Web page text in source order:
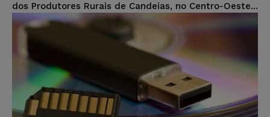
dos Produtores Rurais de Candeias, no Centro-Oeste...